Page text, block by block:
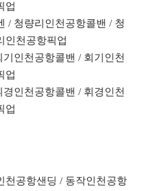
업
/ 청량리인천공항콜밴 / 청
인천공항픽업
인천공항콜밴 / 회기인천
업
인천공항콜밴 / 휘경인천
업
천공항샌딩 / 동작인천공항